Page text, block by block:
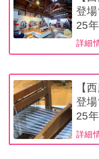
登
25
詳細
【
登
25
詳細